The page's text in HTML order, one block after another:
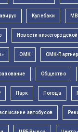
Кулебаки
Новости
ОМК ОМК-
Общество
Парк Погода
автобусов